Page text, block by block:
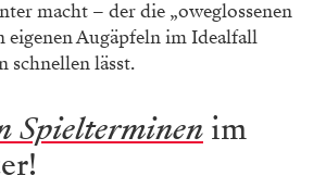
macht – der die „oweglossenen
Augäpfeln im Idealfall
schnellen lässt.
Spielterminen im